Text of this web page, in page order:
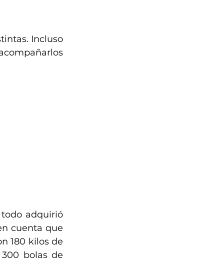
Incluso
adquirió
cuenta que
180 kilos de
bolas de